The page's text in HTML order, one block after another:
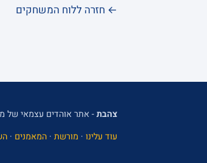
← חזרה ללוח המשחקים
צהבת- אתר אוהדים עצמאי של
עוד עלינו · מורשת · המאמנים ·